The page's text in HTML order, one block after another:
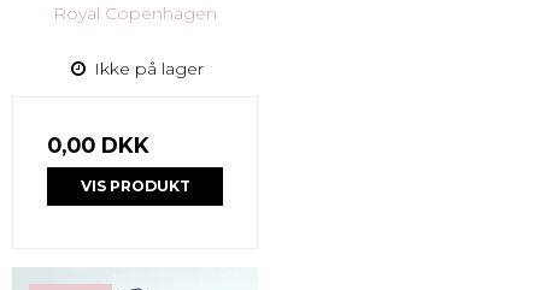
Royal Copenhagen
Ikke på lager
0,00 DKK
VIS PRODUKT